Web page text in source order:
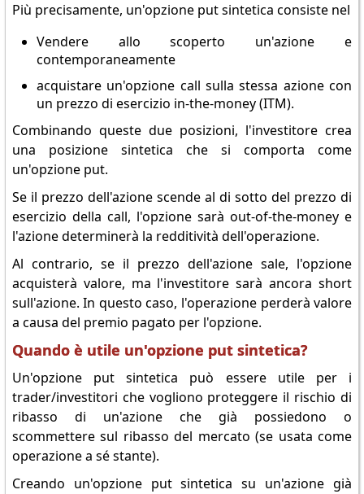
Più precisamente, un'opzione put sintetica consiste nel
Vendere allo scoperto un'azione e
contemporaneamente
acquistare un'opzione call sulla stessa azione con
un prezzo di esercizio in-the-money (ITM).
Combinando queste due posizioni, l'investitore crea
una posizione sintetica che si comporta come
un'opzione put.
Se il prezzo dell'azione scende al di sotto del prezzo di
esercizio della call, l'opzione sarà out-of-the-money e
l'azione determinerà la redditività dell'operazione.
Al contrario, se il prezzo dell'azione sale, l'opzione
acquisterà valore, ma l'investitore sarà ancora short
sull'azione. In questo caso, l'operazione perderà valore
a causa del premio pagato per l'opzione.
Quando è utile un'opzione put sintetica?
Un'opzione put sintetica può essere utile per i
trader/investitori che vogliono proteggere il rischio di
ribasso di un'azione che già possiedono o
scommettere sul ribasso del mercato (se usata come
operazione a sé stante).
Creando un'opzione put sintetica su un'azione già